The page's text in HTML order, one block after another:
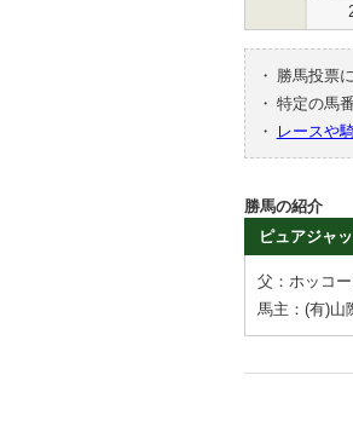
・ 勝馬投票
・ 特定の馬
・
レースや
勝馬の紹介
ピュアジャ
父：ホッコ
馬主：(有)山